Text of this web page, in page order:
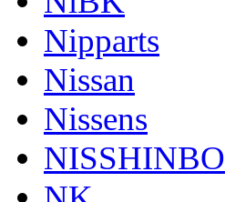
Nipparts
Nissan
Nissens
NISSHINBO